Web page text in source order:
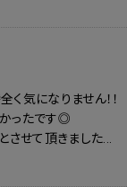
気になりません！！
かったです◎
せて頂きました...